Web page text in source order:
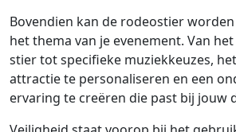
Bovendien kan de rodeostier
het thema van je evenement. Van
stier tot specifieke muziekkeuzes,
attractie te personaliseren en een
ervaring te creëren die past bij jouw